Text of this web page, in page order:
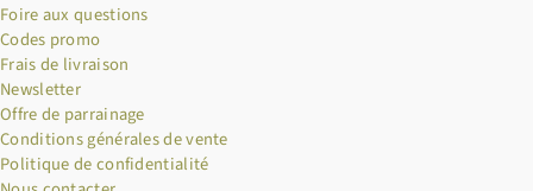
Foire aux questions
Codes promo
Frais de livraison
Newsletter
Offre de parrainage
Conditions générales de vente
Politique de confidentialité